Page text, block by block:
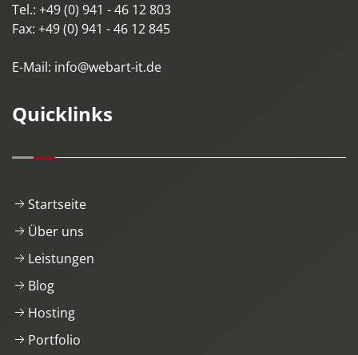
Tel.: +49 (0) 941 - 46 12 803
Fax: +49 (0) 941 - 46 12 845
E-Mail: info@webart-it.de
Quicklinks
Startseite
Über uns
Leistungen
Blog
Hosting
Portfolio